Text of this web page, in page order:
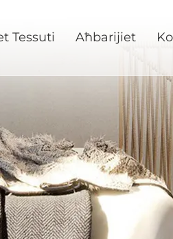
Tessuti Aħbarijiet